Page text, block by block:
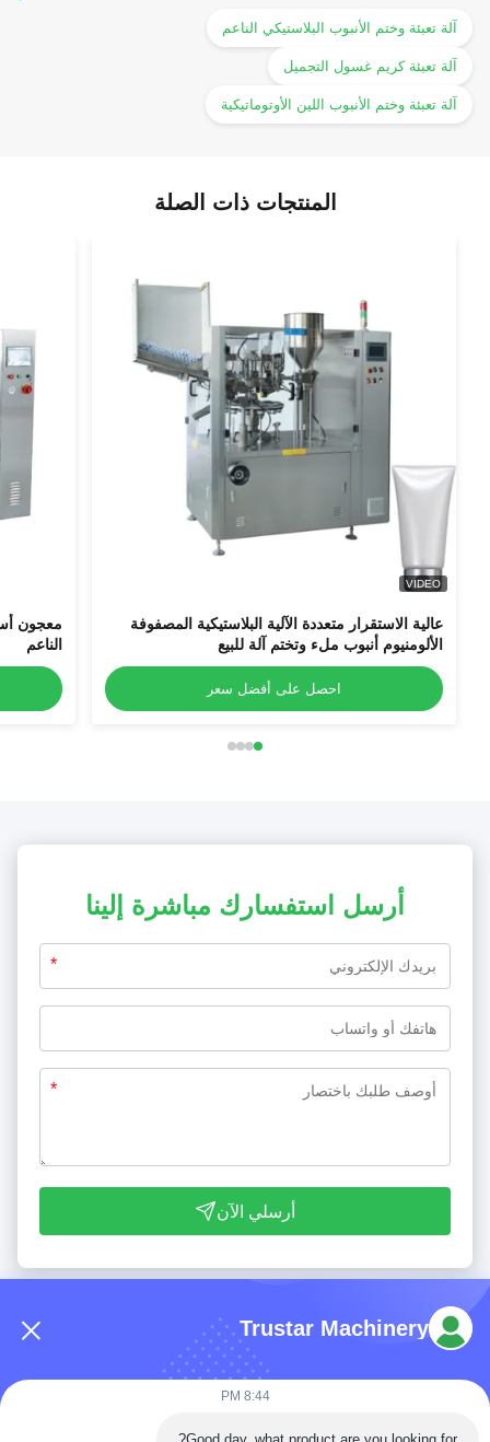
آلة تعبئة وختم الأنبوب البلاستيكي الناعم
آلة تعبئة كريم غسول التجميل
آلة تعبئة وختم الأنبوب اللين الأوتوماتيكية
المنتجات ذات الصلة
VIDEO
عالية الاستقرار متعددة الآلية البلاستيكية المصفوفة
الألومنيوم أنبوب ملء وتختم آلة للبيع
احصل على أفضل سعر
معجون
الناعم
أرسل استفسارك مباشرة إلينا
*
*
أرسلي الآن
هاتف: 86-180-5882-0351
Trustar Machinery
8:44 PM